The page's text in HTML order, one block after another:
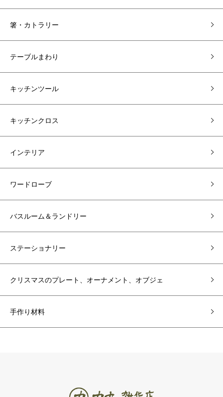
箸・カトラリー
テーブルまわり
キッチンツール
キッチンクロス
インテリア
ワードローブ
バスルーム＆ランドリー
ステーショナリー
クリスマスのプレート、オーナメント、オブジェ
手作り材料